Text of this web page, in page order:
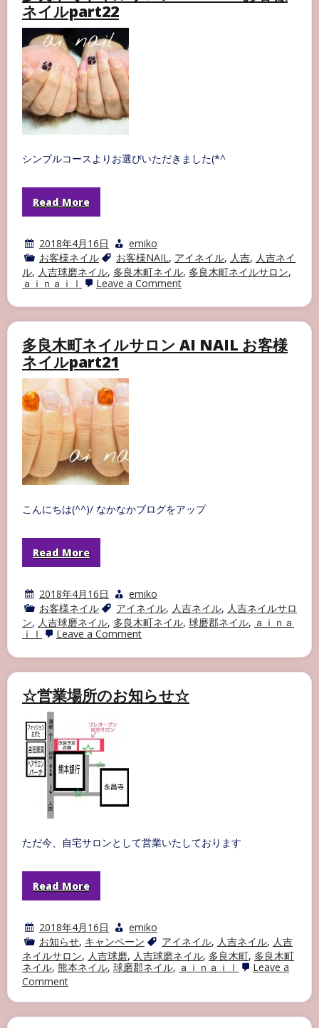
ネイルpart22
シンプルコースよりお選びいただきました(*^
Read More
2018年4月16日
emiko
お客様ネイル
お客様NAIL, アイネイル, 人吉, 人吉ネイ
ル, 人吉球磨ネイル, 多良木町ネイル, 多良木町ネイルサロン,
ａｉｎａｉｌ
Leave a Commenton
良
ネ
イ
多良木町ネイルサロン AI NAIL お客様
ネイルpart21
こんにちは(^^)/ なかなかブログをアップ
Read More
2018年4月16日
emiko
お客様ネイル
アイネイル, 人吉ネイル, 人吉ネイルサロ
ン, 人吉球磨ネイル, 多良木町ネイル, 球磨郡ネイル, ａｉｎａ
ｉｌ
Leave a Commenton
良
ネ
イ
ル
part21
☆営業場所のお知らせ☆
ただ今、自宅サロンとして営業いたしております
Read More
2018年4月16日
emiko
お知らせ, キャンペーン アイネイル, 人吉ネイル, 人吉
ネイルサロン, 人吉球磨, 人吉球磨ネイル, 多良木町, 多良木町
ネイル, 熊本ネイル, 球磨郡ネイル, ａｉｎａｉｌ
Leave a
Commenton
営
業